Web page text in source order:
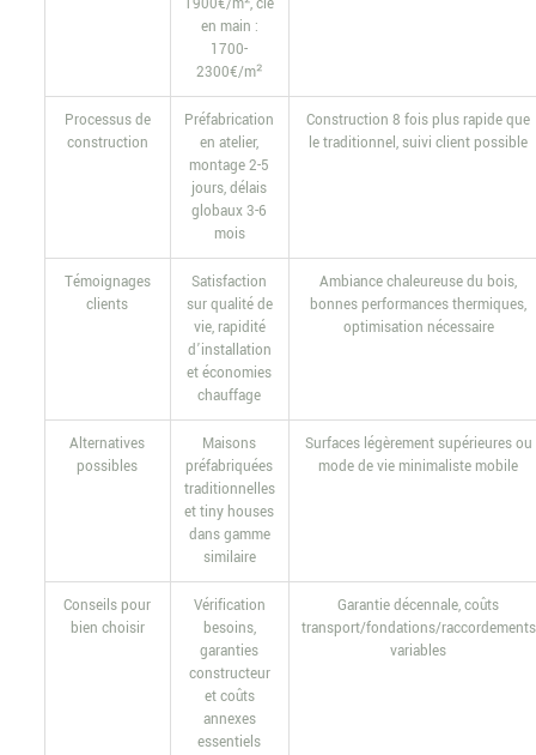
1900€/m², clé
en main :
1700-
2300€/m²
Processus de
construction
Préfabrication
en atelier,
montage 2-5
jours, délais
globaux 3-6
mois
Construction 8 fois plus rapide que
le traditionnel, suivi client possible
Témoignages
clients
Satisfaction
sur qualité de
vie, rapidité
d’installation
et économies
chauffage
Ambiance chaleureuse du bois,
bonnes performances thermiques,
optimisation nécessaire
Alternatives
possibles
Maisons
préfabriquées
traditionnelles
et tiny houses
dans gamme
similaire
Surfaces légèrement supérieures ou
mode de vie minimaliste mobile
Conseils pour
bien choisir
Vérification
besoins,
garanties
constructeur
et coûts
annexes
essentiels
Garantie décennale, coûts
transport/fondations/raccordements
variables